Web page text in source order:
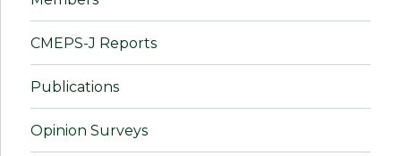
CMEPS-J Reports
Publications
Opinion Surveys